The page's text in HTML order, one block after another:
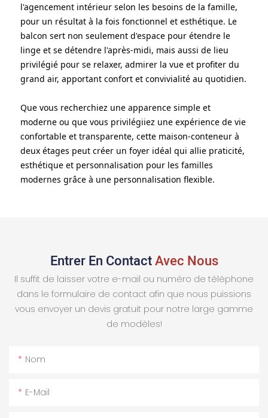
l'agencement intérieur selon les besoins de la famille,
pour un résultat à la fois fonctionnel et esthétique. Le
balcon sert non seulement d'espace pour étendre le
linge et se détendre l'après-midi, mais aussi de lieu
privilégié pour se relaxer, admirer la vue et profiter du
grand air, apportant confort et convivialité au quotidien.
Que vous recherchiez une apparence simple et
moderne ou que vous privilégiiez une expérience de vie
confortable et transparente, cette maison-conteneur à
deux étages peut créer un foyer idéal qui allie praticité,
esthétique et personnalisation pour les familles
modernes grâce à une personnalisation flexible.
Entrer En ContactAvec Nous
Il suffit de laisser votre e-mail ou numéro de téléphone
dans le formulaire de contact afin que nous puissions
vous envoyer un devis gratuit pour notre large gamme
de modèles!
Nom
E-Mail